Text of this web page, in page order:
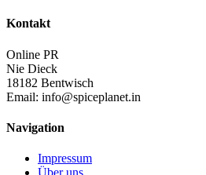
Kontakt
Online PR
Nie Dieck
18182 Bentwisch
Email: info@spiceplanet.in
Navigation
Impressum
Über uns